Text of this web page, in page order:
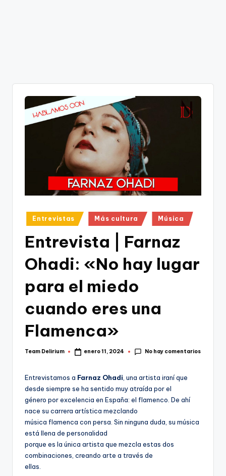
Publicado
en
Entrevistas Más cultura Música
Entrevista | Farnaz
Ohadi: «No hay lugar
para el miedo
cuando eres una
Flamenca»
Publicado
Team Delirium enero 11, 2024 No hay comentarios
Entrevistamos a Farnaz Ohadi , una artista iraní que
desde siempre se ha sentido muy atraída por el
género por excelencia en España: el flamenco. De ahí
nace su carrera artística mezclando
música flamenca con persa. Sin ninguna duda, su música
está llena de personalidad
porque es la única artista que mezcla estas dos
combinaciones, creando arte a través de
ellas.